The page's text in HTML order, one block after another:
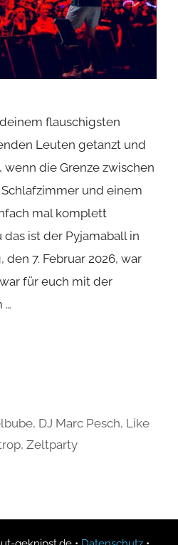
flauschigsten
Leuten getanzt und
wenn die Grenze zwischen
und einem
mal komplett
ist der Pyjamaball in
den 7. Februar 2026, war
für euch mit der
…
, DJ Marc Pesch, Like
, Zeltparty